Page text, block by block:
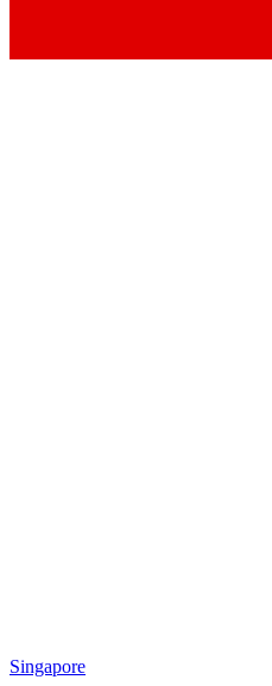
Singapore